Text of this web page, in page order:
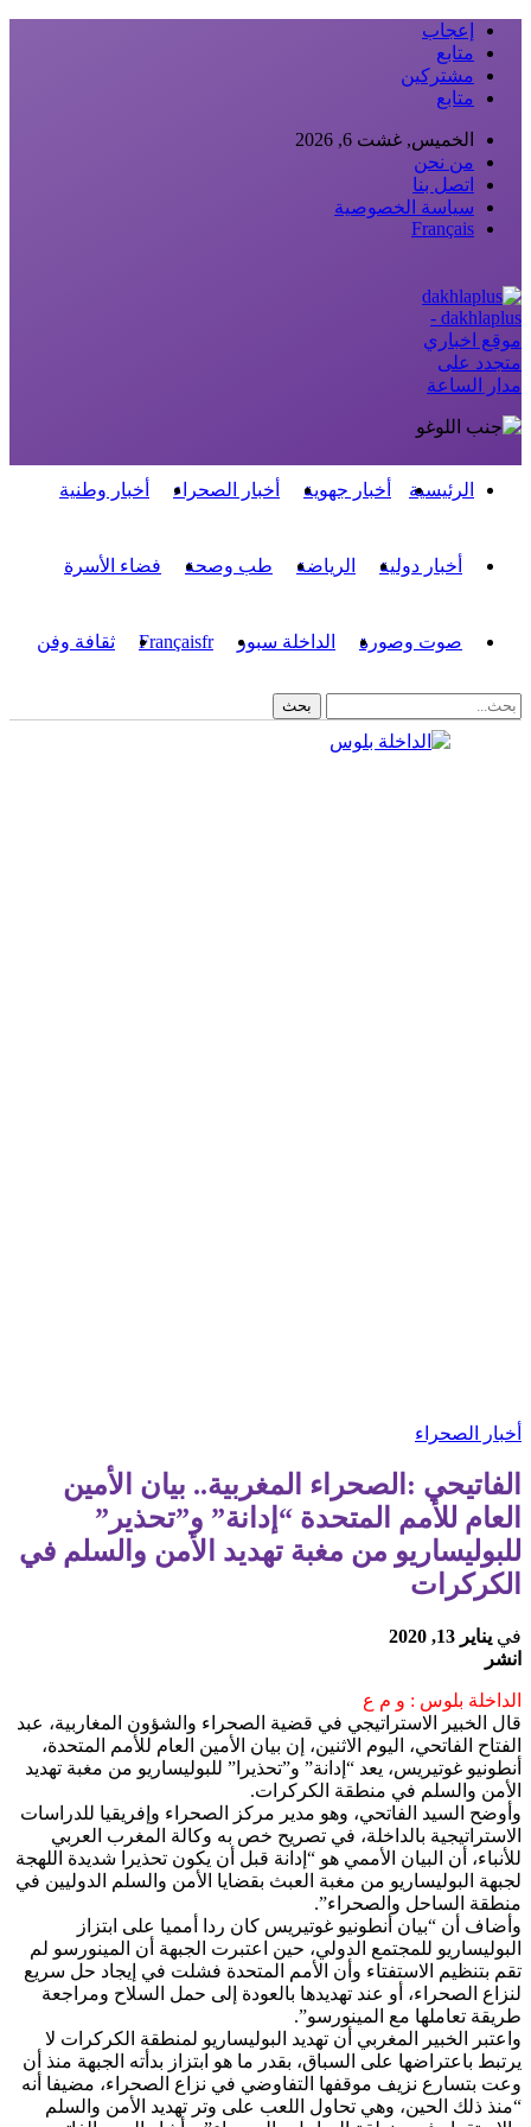
إعجاب
متابع
مشتركين
متابع
الخميس, غشت 6, 2026
من نحن
اتصل بنا
سياسة الخصوصية
Français
dakhlaplus -
موقع اخباري
متجدد على
مدار الساعة
الرئيسية أخبار جهوية أخبار الصحراء أخبار وطنية
أخبار دولية الرياضة طب وصحة فضاء الأسرة
صوت وصورة الداخلة سبور Françaisfr ثقافة وفن
أخبار الصحراء
الفاتيحي :الصحراء المغربية.. بيان الأمين
العام للأمم المتحدة “إدانة” و”تحذير”
للبوليساريو من مغبة تهديد الأمن والسلم في
الكركرات
في يناير 13, 2020
انشر
الداخلة بلوس : و م ع
قال الخبير الاستراتيجي في قضية الصحراء والشؤون المغاربية، عبد
الفتاح الفاتحي، اليوم الاثنين، إن بيان الأمين العام للأمم المتحدة،
أنطونيو غوتيريس، يعد “إدانة” و”تحذيرا” للبوليساريو من مغبة تهديد
الأمن والسلم في منطقة الكركرات.
وأوضح السيد الفاتحي، وهو مدير مركز الصحراء وإفريقيا للدراسات
الاستراتيجية بالداخلة، في تصريح خص به وكالة المغرب العربي
للأنباء، أن البيان الأممي هو “إدانة قبل أن يكون تحذيرا شديدة اللهجة
لجبهة البوليساريو من مغبة العبث بقضايا الأمن والسلم الدوليين في
منطقة الساحل والصحراء”.
وأضاف أن “بيان أنطونيو غوتيريس كان ردا أمميا على ابتزاز
البوليساريو للمجتمع الدولي، حين اعتبرت الجبهة أن المينورسو لم
تقم بتنظيم الاستفتاء وأن الأمم المتحدة فشلت في إيجاد حل سريع
لنزاع الصحراء، أو عند تهديدها بالعودة إلى حمل السلاح ومراجعة
طريقة تعاملها مع المينورسو”.
واعتبر الخبير المغربي أن تهديد البوليساريو لمنطقة الكركرات لا
يرتبط باعتراضها على السباق، بقدر ما هو ابتزاز بدأته الجبهة منذ أن
وعت بتسارع نزيف موقفها التفاوضي في نزاع الصحراء، مضيفا أنه
“منذ ذلك الحين، وهي تحاول اللعب على وتر تهديد الأمن والسلم